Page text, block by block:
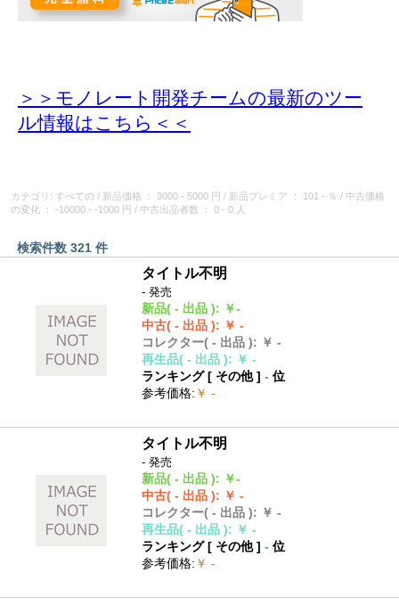
＞＞モノレート開発チームの最新のツー
ル情報はこちら＜＜
カテゴリ: すべての / 新品価格 ： 3000 - 5000 円 / 新品プレミア ： 101 - ％ / 中古価格
の変化
： -10000 - -1000 円 / 中古出品者数 ： 0 - 0 人
検索件数 321 件
タイトル不明
- 発売
新品( - 出品 ): ￥-
中古( - 出品 ): ￥ -
コレクター( - 出品 ): ￥ -
再生品( - 出品 ): ￥ -
ランキング [ その他]- 位
参考価格: ￥ -
タイトル不明
- 発売
新品( - 出品 ): ￥-
中古( - 出品 ): ￥ -
コレクター( - 出品 ): ￥ -
再生品( - 出品 ): ￥ -
ランキング [ その他]- 位
参考価格: ￥ -